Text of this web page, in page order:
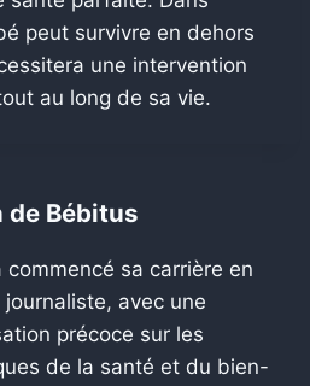
peut survivre en dehors
une intervention
au long de sa vie.
de Bébitus
commencé sa carrière en
avec une
précoce sur les
de la santé et du bien-